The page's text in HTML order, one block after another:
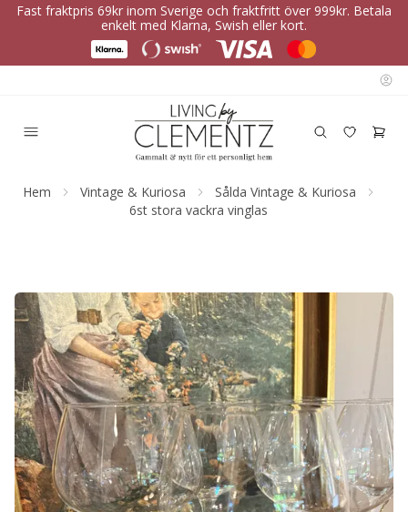
Fast fraktpris 69kr inom Sverige och fraktfritt över 999kr. Betala
enkelt med Klarna, Swish eller kort.
Hem Vintage & Kuriosa
Sålda Vintage & Kuriosa
6st stora vackra vinglas